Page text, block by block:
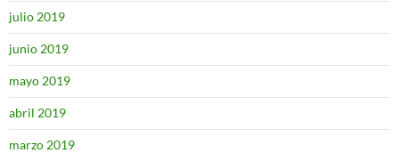
julio 2019
junio 2019
mayo 2019
abril 2019
marzo 2019